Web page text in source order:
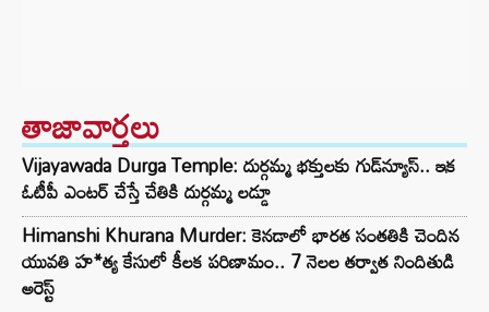
తాజావార్తలు
Vijayawada Durga Temple: దుర్గమ్మ భక్తులకు గుడ్‌న్యూస్.. ఇక
ఓటీపీ ఎంటర్ చేస్తే చేతికి దుర్గమ్మ లడ్డూ
Himanshi Khurana Murder: కెనడాలో భారత సంతతికి చెందిన
యువతి హ*త్య కేసులో కీలక పరిణామం.. 7 నెలల తర్వాత నిందితుడి
అరెస్ట్